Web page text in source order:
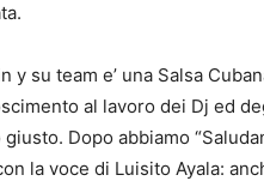
su team e’ una Salsa
al lavoro dei Dj ed
Dopo abbiamo
la voce di Luisito Ayala: